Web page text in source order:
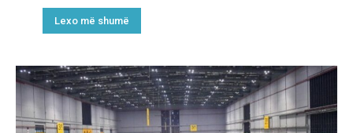
Lexo më shumë